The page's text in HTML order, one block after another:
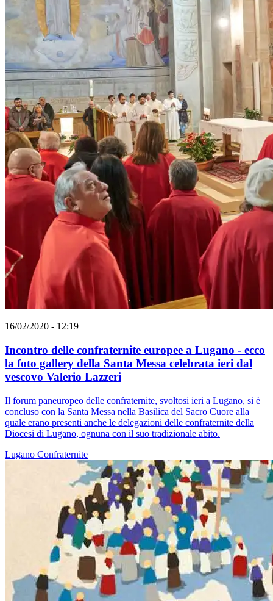
16/02/2020 - 12:19
Incontro delle confraternite europee a Lugano - ecco
la foto gallery della Santa Messa celebrata ieri dal
vescovo Valerio Lazzeri
Il forum paneuropeo delle confraternite, svoltosi ieri a Lugano, si è
concluso con la Santa Messa nella Basilica del Sacro Cuore alla
quale erano presenti anche le delegazioni delle confraternite della
Diocesi di Lugano, ognuna con il suo tradizionale abito.
Lugano Confraternite